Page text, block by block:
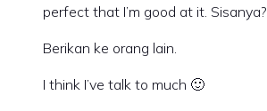
perfect that I’m good at it. Sisanya?
Berikan ke orang lain.
I think I’ve talk to much 🙂